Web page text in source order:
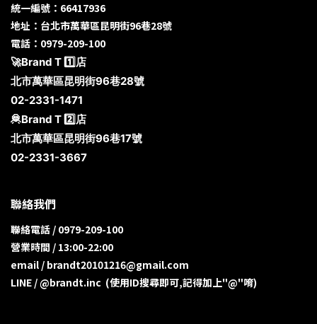
統一編號：66417936
地址：台北市萬華區昆明街96巷28號
電話：0979-209-100
🚀Brand T 1️⃣店
北市萬華區昆明街96巷28號
02-2331-1471
🦧Brand T 2️⃣店
北市萬華區昆明街96巷17號
02-2331-3667
聯絡我們
聯絡電話 / 0979-209-100
營業時間 / 13:00-22:00
email / brandt20101216@gmail.com
LINE / @brandt.inc (使用ID搜尋即可,記得加上"@"唷)